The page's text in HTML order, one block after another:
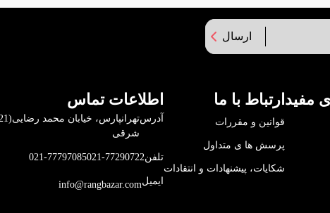
ارسال
مفید ارتباط با ما
قوانین و مقررات
پرسش ها ی متداول
شکایات، پیشنهادات و انتقادات
اطلاعات تماس
آدرس
شرقی
تلفن021-77290722
021-77797085
ایمیلinfo@rangbazar.com